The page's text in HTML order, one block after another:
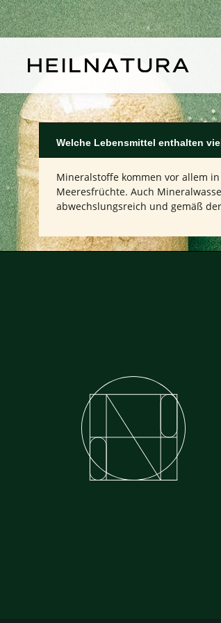
Hauptinhalt springen
Zur Hauptnavigation springen
Welche Lebensmittel enthalten
Mineralstoffe kommen vor allem
Meeresfrüchte. Auch
abwechslungsreich und gemäß